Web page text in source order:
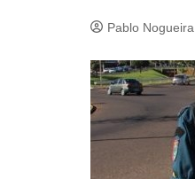
Pablo Nogueira